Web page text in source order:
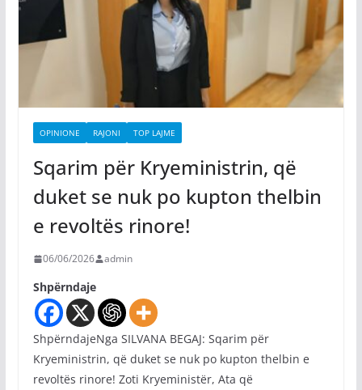
OPINIONE RAJONI TOP LAJME
Sqarim për Kryeministrin, që
duket se nuk po kupton thelbin
e revoltës rinore!
06/06/2026 admin
Shpërndaje
ShpërndajeNga SILVANA BEGAJ: Sqarim për
Kryeministrin, që duket se nuk po kupton thelbin e
revoltës rinore! Zoti Kryeministër, Ata që